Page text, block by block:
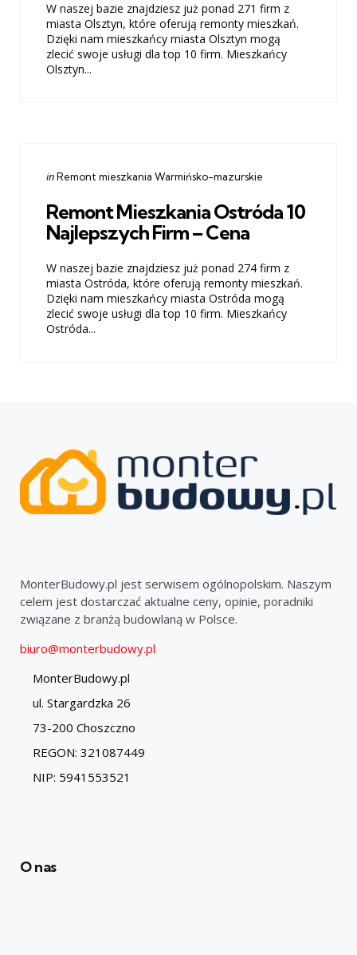
W naszej bazie znajdziesz już ponad 271 firm z
miasta Olsztyn, które oferują remonty mieszkań.
Dzięki nam mieszkańcy miasta Olsztyn mogą
zlecić swoje usługi dla top 10 firm. Mieszkańcy
Olsztyn...
Categories
Posted
inRemont mieszkania Warmińsko-mazurskie
Remont Mieszkania Ostróda 10
Najlepszych Firm – Cena
W naszej bazie znajdziesz już ponad 274 firm z
miasta Ostróda, które oferują remonty mieszkań.
Dzięki nam mieszkańcy miasta Ostróda mogą
zlecić swoje usługi dla top 10 firm. Mieszkańcy
Ostróda...
MonterBudowy.pl jest serwisem ogólnopolskim. Naszym
celem jest dostarczać aktualne ceny, opinie, poradniki
związane z branżą budowlaną w Polsce.
biuro@monterbudowy.pl
MonterBudowy.pl
ul. Stargardzka 26
73-200 Choszczno
REGON: 321087449
NIP: 5941553521
O nas